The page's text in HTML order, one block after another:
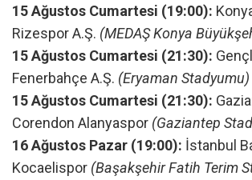
15 Ağustos Cumartesi (19:00):
Rizespor A.Ş. (MEDAŞ Konya
15 Ağustos Cumartesi (21:30):
Fenerbahçe A.Ş. (Eryaman Stadyumu)
15 Ağustos Cumartesi (21:30):
Corendon Alanyaspor (Gaziantep
16 Ağustos Pazar (19:00): İstanbul
Kocaelispor (Başakşehir Fatih Terim